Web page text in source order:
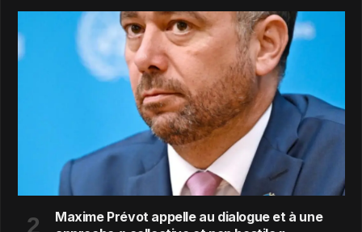
Maxime Prévot appelle au dialogue et à une